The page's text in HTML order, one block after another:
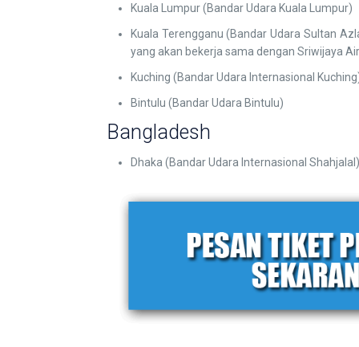
Kuala Lumpur (Bandar Udara Kuala Lumpur)
Kuala Terengganu (Bandar Udara Sultan
yang akan bekerja sama dengan Sriwijaya
Kuching (Bandar Udara Internasional
Bintulu (Bandar Udara Bintulu)
Bangladesh
Dhaka (Bandar Udara Internasional Shahjalal)